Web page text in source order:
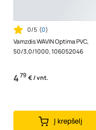
0/5 (0)
Vamzdis WAVIN Optima PVC,
50/3,0/1000, 106052046
479 € / vnt.
Į krepšelį